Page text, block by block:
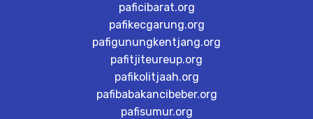
paficibarat.org
pafikecgarung.org
pafigunungkentjang.org
pafitjiteureup.org
pafikolitjaah.org
pafibabakancibeber.org
pafisumur.org